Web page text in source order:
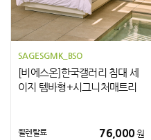
SAGESGMK_BSO
[비에스온]한국갤러리 침대 세
이지 템바형+시그니처매트리
월렌탈료 76,000원